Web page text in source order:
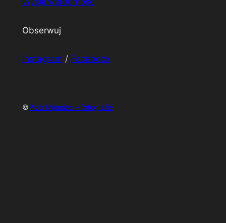
Obserwuj
Instagram / Facebook
©Piotr Miemiec – fotografie